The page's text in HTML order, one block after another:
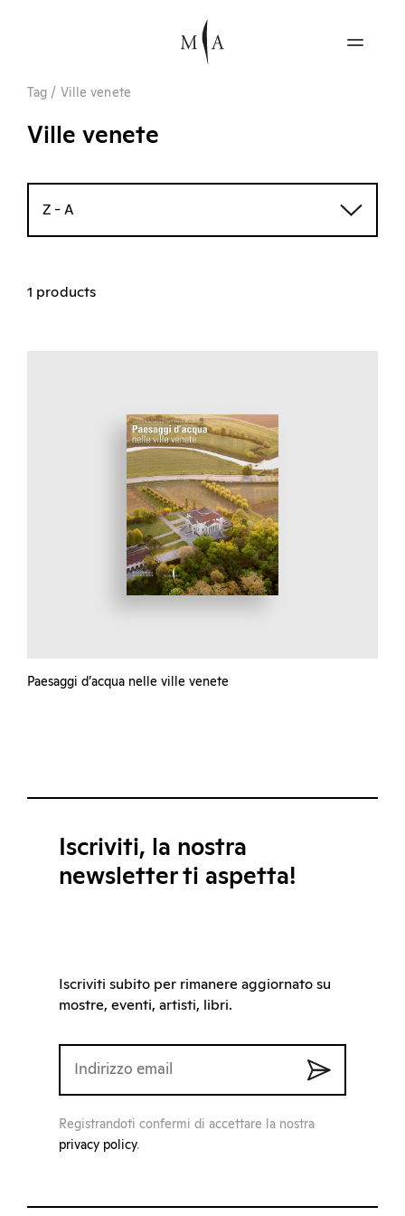
Tag / Ville venete
Ville venete
Z - A
1 products
Paesaggi d’acqua nelle ville venete
Iscriviti, la nostra
newsletter ti aspetta!
Iscriviti subito per rimanere aggiornato su
mostre, eventi, artisti, libri.
Registrandoti confermi di accettare la nostra
privacy policy.